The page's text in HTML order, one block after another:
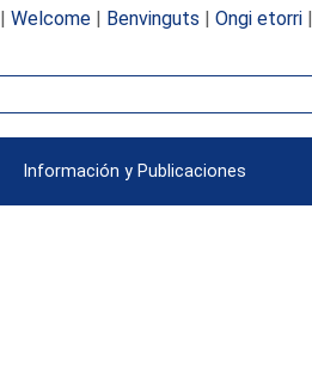
Welcome| Benvinguts | Ongi etorri|
Información y Publicaciones